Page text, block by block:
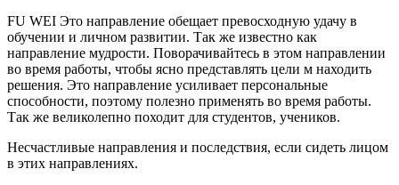
FU WEI Это направление обещает превосходную удачу в
обучении и личном развитии. Так же известно как
направление мудрости. Поворачивайтесь в этом направлении
во время работы, чтобы ясно представлять цели м находить
решения. Это направление усиливает персональные
способности, поэтому полезно применять во время работы.
Так же великолепно походит для студентов, учеников.
Несчастливые направления и последствия, если сидеть лицом
в этих направлениях.